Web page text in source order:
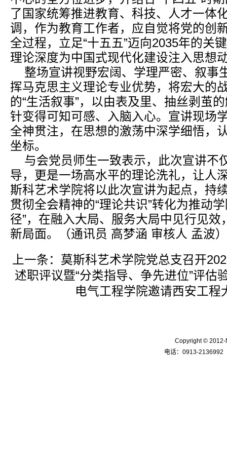
了国家统筹推进教育、科技、人才一体
调，作为教育工作者，应自觉将党的创
全过程，立足“十五五”迈向2035年的关
理论深度为中国式现代化建设注入思想
整场宣讲视野宏阔、学理严密、叙事
挥马克思主义理论专业优势，将宏大的
的“生活叙事”，以由表及里、抽丝剥茧
针变得可知可感、入脑入心。宣讲现场
全神贯注，在思想的激荡中深学细悟，
坐标。
与会党员师生一致表示，此次宣讲不
导，更是一场高水平的理论洗礼，让人
斯科艺术学院将以此次宣讲为起点，持
贯彻全会精神的“理论共识”转化为推动
径”，在融入大局、服务大局中见行见
新局面。（通讯员 高梦涵 审核人 孟波）
上一条： 莫斯科艺术学院党总支召开
述职评议暨“分类指导、争先进位”评估
电气工程学院邀请西安工
Copyright © 2012-
电话：0913-